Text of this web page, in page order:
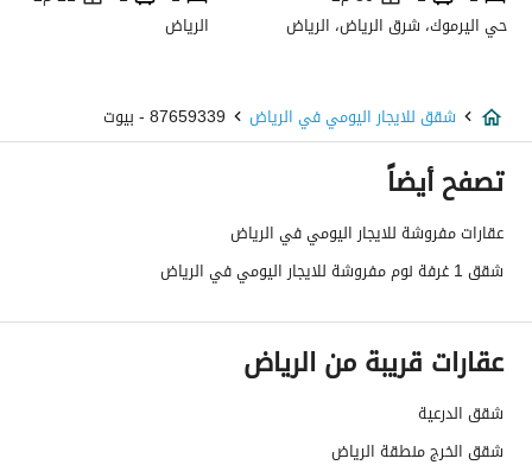
حي اليرموك، شرق الرياض، الرياض
الرياض
شقق للايجار اليومي في الرياض 87659339 - بيوت
تصفح أيضاً
عقارات مفروشة للايجار اليومي في الرياض
شقق 1 غرفة نوم مفروشة للايجار اليومي في الرياض
عقارات قريبة من الرياض
شقق الدرعية
شقق الخرج منطقة الرياض